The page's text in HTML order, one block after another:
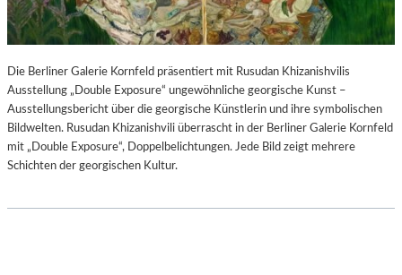
Die Berliner Galerie Kornfeld präsentiert mit Rusudan Khizanishvilis
Ausstellung „Double Exposure“ ungewöhnliche georgische Kunst –
Ausstellungsbericht über die georgische Künstlerin und ihre symbolischen
Bildwelten. Rusudan Khizanishvili überrascht in der Berliner Galerie Kornfeld
mit „Double Exposure“, Doppelbelichtungen. Jede Bild zeigt mehrere
Schichten der georgischen Kultur.